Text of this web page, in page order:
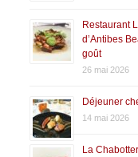
Restaurant
d’Antibes
goût
26 mai 2026
Déjeuner
14 mai 2026
La